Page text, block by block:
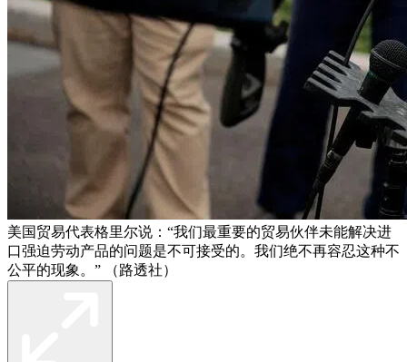
美国贸易代表格里尔说：“我们最重要的贸易伙伴未能解决进
口强迫劳动产品的问题是不可接受的。我们绝不再容忍这种不
公平的现象。” （路透社）